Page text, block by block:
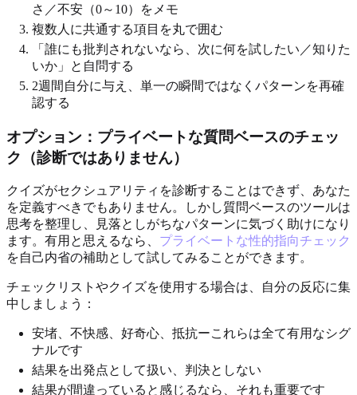
さ／不安（0～10）をメモ
複数人に共通する項目を丸で囲む
「誰にも批判されないなら、次に何を試したい／知りた
いか」と自問する
2週間自分に与え、単一の瞬間ではなくパターンを再確
認する
オプション：プライベートな質問ベースのチェッ
ク（診断ではありません）
クイズがセクシュアリティを診断することはできず、あなた
を定義すべきでもありません。しかし質問ベースのツールは
思考を整理し、見落としがちなパターンに気づく助けになり
ます。有用と思えるなら、 プライベートな性的指向チェック
を自己内省の補助として試してみることができます。
チェックリストやクイズを使用する場合は、自分の反応に集
中しましょう：
安堵、不快感、好奇心、抵抗ーこれらは全て有用なシグ
ナルです
結果を出発点として扱い、判決としない
結果が間違っていると感じるなら、それも重要です